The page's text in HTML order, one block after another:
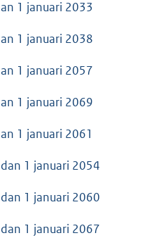
1 januari 2033
1 januari 2038
1 januari 2057
1 januari 2069
1 januari 2061
1 januari 2054
1 januari 2060
1 januari 2067